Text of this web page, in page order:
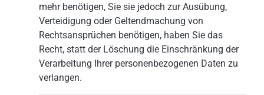
mehr benötigen, Sie sie jedoch zur Ausübung,
Verteidigung oder Geltendmachung von
Rechtsansprüchen benötigen, haben Sie das
Recht, statt der Löschung die Einschränkung der
Verarbeitung Ihrer personenbezogenen Daten zu
verlangen.